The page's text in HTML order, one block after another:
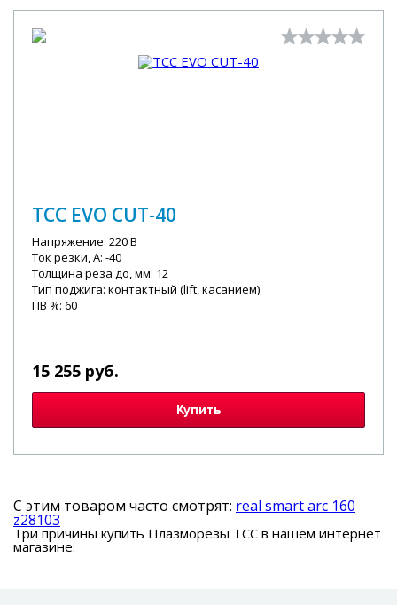
ТСС EVO CUT-40
Напряжение: 220 В
Ток резки, А: -40
Толщина реза до, мм: 12
Тип поджига: контактный (lift, касанием)
ПВ %: 60
15 255 руб.
Купить
С этим товаром часто смотрят: real smart arc 160
z28103
Три причины купить Плазморезы ТСС в нашем интернет
магазине: